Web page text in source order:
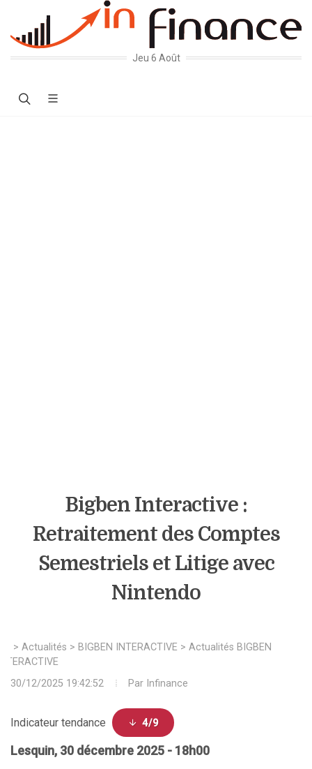
Jeu 6 Août
Bigben Interactive :
Retraitement des Comptes
Semestriels et Litige avec
Nintendo
> Actualités > BIGBEN INTERACTIVE > Actualités BIGBEN
30/12/2025 19:42:52
Par Infinance
Indicateur tendance 4/9
Lesquin, 30 décembre 2025 - 18h00